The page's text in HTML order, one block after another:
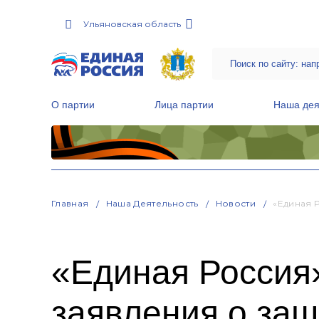
Ульяновская область
О партии Лица партии Наша
Главная Наша Деятельность Новости «Единая
«Единая